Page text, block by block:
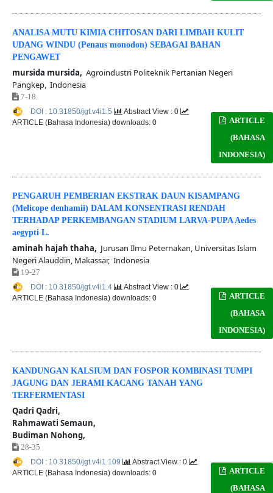
ANALISA MUTU KIMIA CHITOSAN DARI LIMBAH KULIT
UDANG WINDU (Penaus monodon) SEBAGAI BAHAN
PENGAWET
mursida mursida, Agroindustri Politeknik Pertanian Negeri
Pangkep, Indonesia
7-18
ARTICLE
(BAHASA
INDONESIA)
DOI : 10.31850/jgt.v4i1.5
Abstract View : 0
ARTICLE (Bahasa Indonesia) downloads: 0
PENGARUH PEMBERIAN EKSTRAK DAUN KISAMPANG
(Melicope denhamii) DALAM KONSENTRASI RENDAH
TERHADAP PERKEMBANGAN STADIUM LARVA-PUPA Aedes
aegypti L.
aminah hajah thaha, Jurusan Ilmu Peternakan, Universitas Islam
Negeri Alauddin, Makassar, Indonesia
19-27
ARTICLE
(BAHASA
INDONESIA)
DOI : 10.31850/jgt.v4i1.4
Abstract View : 0
ARTICLE (Bahasa Indonesia) downloads: 0
KANDUNGAN KALSIUM DAN FOSPOR KOMBINASI TUMPI
JAGUNG DAN JERAMI KACANG TANAH YANG
TERFERMENTASI
Qadri Qadri,
Rahmawati Semaun,
Budiman Nohong,
28-35
ARTICLE
(BAHASA
DOI : 10.31850/jgt.v4i1.109
Abstract View : 0
ARTICLE (Bahasa Indonesia) downloads: 0